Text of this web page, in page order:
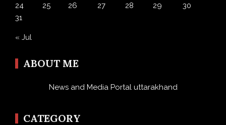
24
25 26 27 28 29
30
31
« Jul
ABOUT ME
News and Media Portal uttarakhand
CATEGORY